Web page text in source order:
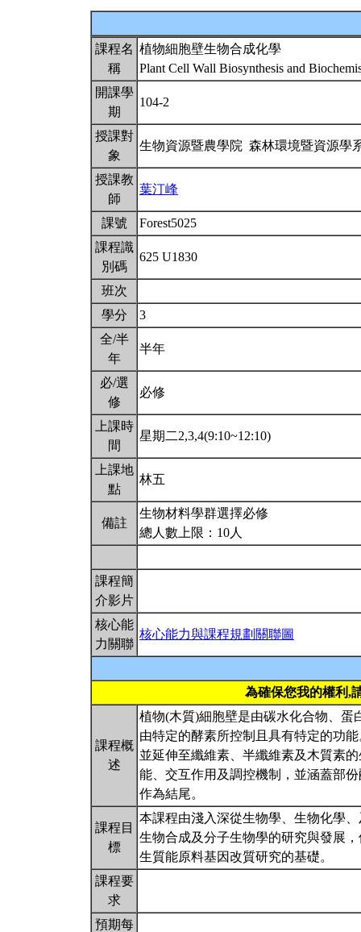
課程名
稱
植物細胞壁生物合成化學
Plant Cell Wall Biosynthesis and
開課學
期
104-2
授課對
象
生物資源暨農學院 森林環境暨資源學
授課教
師
葉汀峰
課號
Forest5025
課程識
別碼
625 U1830
班次
學分
3
全/半
年
半年
必/選
修
必修
上課時
間
星期二2,3,4(9:10~12:10)
上課地
點
林五
備註
生物材料學群選擇必修
總人數上限：10人
課程簡
介影片
核心能
力關聯
核心能力與課程規劃關聯圖
為確保您我的權利,
課程概
述
植物(木質)細胞壁是由碳水化合物、
由特定的酵素所控制且具有特定的功
並延伸至纖維素、半纖維素及木質素
能、交互作用及調控機制，並涵蓋部
作為結尾。
課程目
標
本課程由淺入深從生物學、生物化學
生物合成及分子生物學的研究與發展
生質能原料基因改質研究的基礎。
課程要
求
預期每